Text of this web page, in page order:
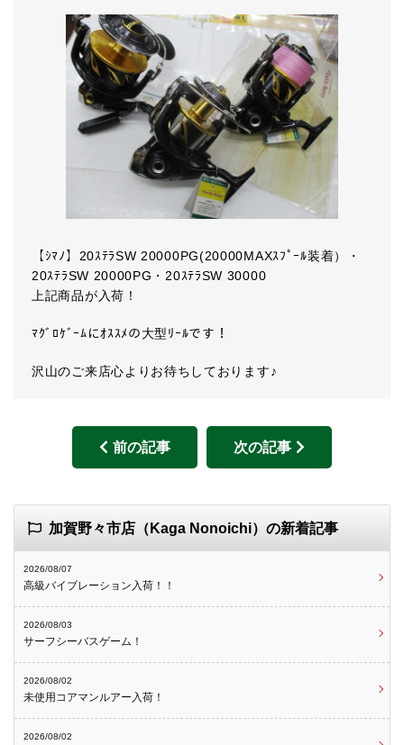
【ｼﾏﾉ】20ｽﾃﾗSW 20000PG(20000MAXｽﾌﾟｰﾙ装着）・
20ｽﾃﾗSW 20000PG・20ｽﾃﾗSW 30000
上記商品が入荷！
ﾏｸﾞﾛｹﾞｰﾑにｵｽｽﾒの大型ﾘｰﾙです！
沢山のご来店心よりお待ちしております♪
前の記事 次の記事
加賀野々市店（Kaga Nonoichi）の新着記事
2026/08/07
高級バイブレーション入荷！！
2026/08/03
サーフシーバスゲーム！
2026/08/02
未使用コアマンルアー入荷！
2026/08/02